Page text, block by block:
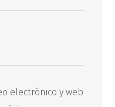
electrónico y web